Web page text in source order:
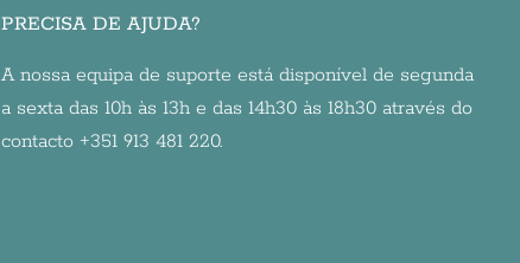
PRECISA DE AJUDA?
A nossa equipa de suporte está disponível de segunda
a sexta das 10h às 13h e das 14h30 às 18h30 através do
contacto +351 913 481 220.